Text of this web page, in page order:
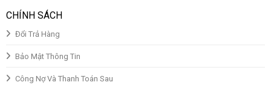
CHÍNH SÁCH
Đổi Trả Hàng
Bảo Mật Thông Tin
Công Nợ Và Thanh Toán Sau